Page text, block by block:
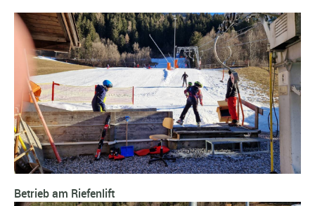
Betrieb am Riefenlift